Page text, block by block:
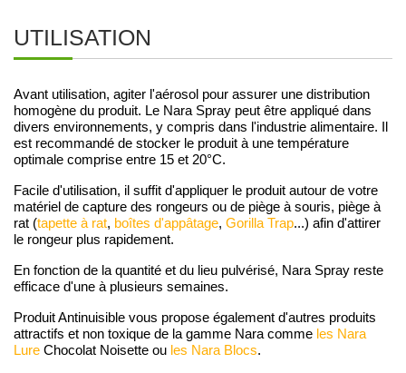
UTILISATION
Avant utilisation, agiter l'aérosol pour assurer une distribution
homogène du produit. Le Nara Spray peut être appliqué dans
divers environnements, y compris dans l'industrie alimentaire. Il
est recommandé de stocker le produit à une température
optimale comprise entre 15 et 20°C.
Facile d'utilisation, il suffit d'appliquer le produit autour de votre
matériel de capture des rongeurs ou de piège à souris, piège à
rat (tapette à rat, boîtes d'appâtage, Gorilla Trap...) afin d'attirer
le rongeur plus rapidement.
En fonction de la quantité et du lieu pulvérisé, Nara Spray reste
efficace d'une à plusieurs semaines.
Produit Antinuisible vous propose également d'autres produits
attractifs et non toxique de la gamme Nara comme les Nara
Lure Chocolat Noisette ou les Nara Blocs.